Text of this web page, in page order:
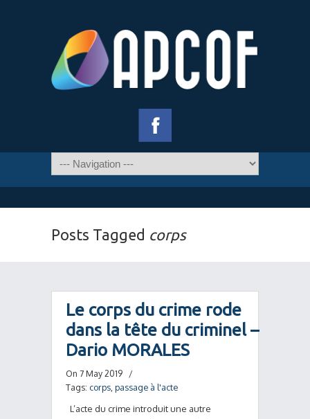
Posts Tagged corps
Le corps du crime rode
dans la tête du criminel –
Dario MORALES
On 7 May 2019
/
Tags: corps passage à l'acte
L’acte du crime introduit une autre